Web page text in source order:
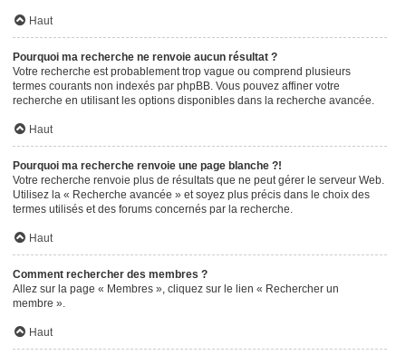
Haut
Pourquoi ma recherche ne renvoie aucun résultat ?
Votre recherche est probablement trop vague ou comprend plusieurs
termes courants non indexés par phpBB. Vous pouvez affiner votre
recherche en utilisant les options disponibles dans la recherche avancée.
Haut
Pourquoi ma recherche renvoie une page blanche ?!
Votre recherche renvoie plus de résultats que ne peut gérer le serveur Web.
Utilisez la « Recherche avancée » et soyez plus précis dans le choix des
termes utilisés et des forums concernés par la recherche.
Haut
Comment rechercher des membres ?
Allez sur la page « Membres », cliquez sur le lien « Rechercher un
membre ».
Haut